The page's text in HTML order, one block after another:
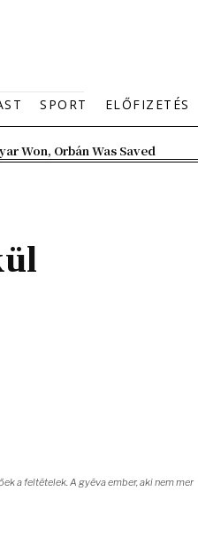
SPORT ELŐFIZETÉS
Won, Orbán Was Saved
a feltételek. A gyéva ember, aki nem mer